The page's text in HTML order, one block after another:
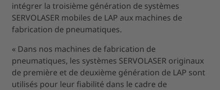
intégrer la troisième génération de systèmes
SERVOLASER mobiles de LAP aux machines de
fabrication de pneumatiques.
« Dans nos machines de fabrication de
pneumatiques, les systèmes SERVOLASER originaux
de première et de deuxième génération de LAP sont
utilisés pour leur fiabilité dans le cadre de